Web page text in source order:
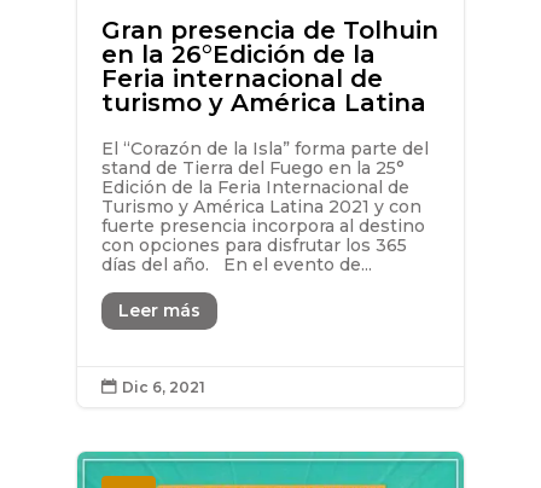
Gran presencia de Tolhuin
en la 26°Edición de la
Feria internacional de
turismo y América Latina
El “Corazón de la Isla” forma parte del
stand de Tierra del Fuego en la 25°
Edición de la Feria Internacional de
Turismo y América Latina 2021 y con
fuerte presencia incorpora al destino
con opciones para disfrutar los 365
días del año. En el evento de...
Leer más
 Dic 6, 2021